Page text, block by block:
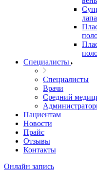
Специалисты
Специалисты
Врачи
Средний
Пациентам
Новости
Прайс
Отзывы
Контакты
Онлайн запись